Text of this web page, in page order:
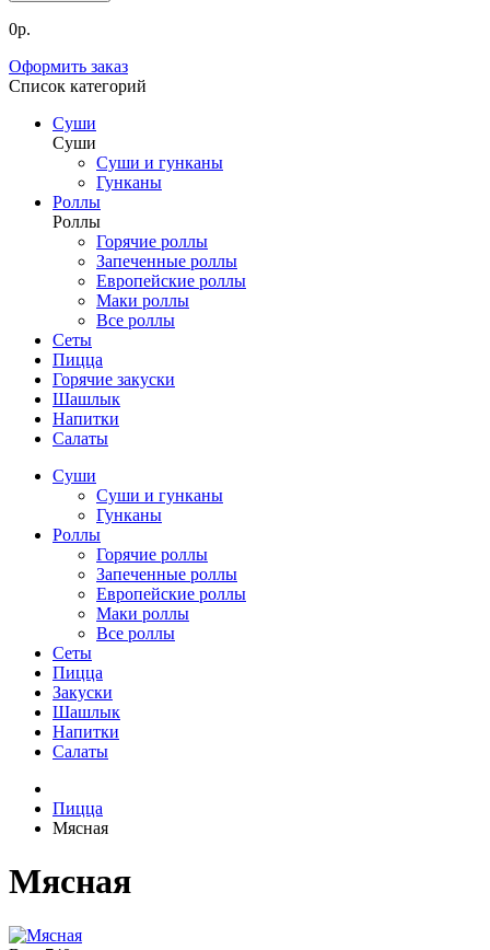
0р.
Оформить заказ
Список категорий
Суши
Суши
Суши и гунканы
Гунканы
Роллы
Роллы
Горячие роллы
Запеченные роллы
Европейские роллы
Маки роллы
Все роллы
Сеты
Пицца
Горячие закуски
Шашлык
Напитки
Салаты
Суши
Суши и гунканы
Гунканы
Роллы
Горячие роллы
Запеченные роллы
Европейские роллы
Маки роллы
Все роллы
Сеты
Пицца
Закуски
Шашлык
Напитки
Салаты
Пицца
Мясная
Мясная